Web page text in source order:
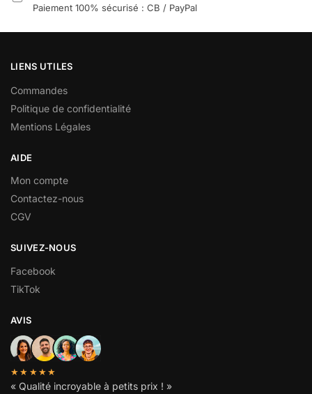
Paiement 100% sécurisé : CB / PayPal
LIENS UTILES
Commandes
Politique de confidentialité
Mentions Légales
AIDE
Mon compte
Contactez-nous
CGV
SUIVEZ-NOUS
Facebook
TikTok
AVIS
★★★★★
« Qualité incroyable à petits prix ! »